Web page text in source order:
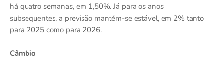
há quatro semanas, em 1,50%. Já para os anos
subsequentes, a previsão mantém-se estável, em 2% tanto
para 2025 como para 2026.
Câmbio